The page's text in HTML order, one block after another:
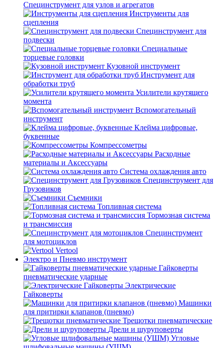
Специнструмент для узлов и агрегатов
Инструменты для
сцепления
Специнструмент для
подвески
Специальные
торцевые головки
Кузовной инструмент
Инструмент для
обработки труб
Усилители крутящего
момента
Вспомогательный
инструмент
Клейма цифровые,
буквенные
Компрессометры
Расходные
материалы и Аксессуары
Система охлаждения авто
Специнструмент для
Грузовиков
Съемники
Топливная система
Тормозная система
и трансмиссия
Специнструмент
для мотоциклов
Vertool
Электро и Пневмо инструмент
Гайковерты
пневматические ударные
Электрические
Гайковерты
Машинки
для притирки клапанов (пневмо)
Трещотки пневматические
Дрели и шуруповерты
Угловые